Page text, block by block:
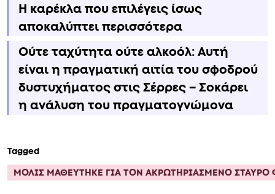
Η καρέκλα που επιλέγεις ίσως
αποκαλύπτει περισσότερα
Ούτε ταχύτητα ούτε αλκοόλ: Αυτή
είναι η πραγματική αιτία του σφοδρού
δυστυχήματος στις Σέρρες – Σοκάρει
η ανάλυση του πραγματογνώμονα
Tagged
ΜΟΛΙΣ ΜΑΘΕΥΤΗΚΕ ΓΙΑ ΤΟΝ ΑΚΡΩΤΗΡΙΑΣΜΕΝΟ ΣΤΑΥΡΟ